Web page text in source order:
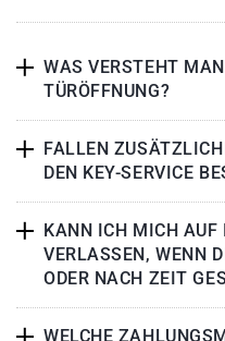
WAS VERSTEHT
TÜRÖFFNUNG?
FALLEN
DEN KEY-SERVICE
KANN ICH MICH AUF
VERLASSEN, WENN
ODER NACH ZEIT
WELCHE